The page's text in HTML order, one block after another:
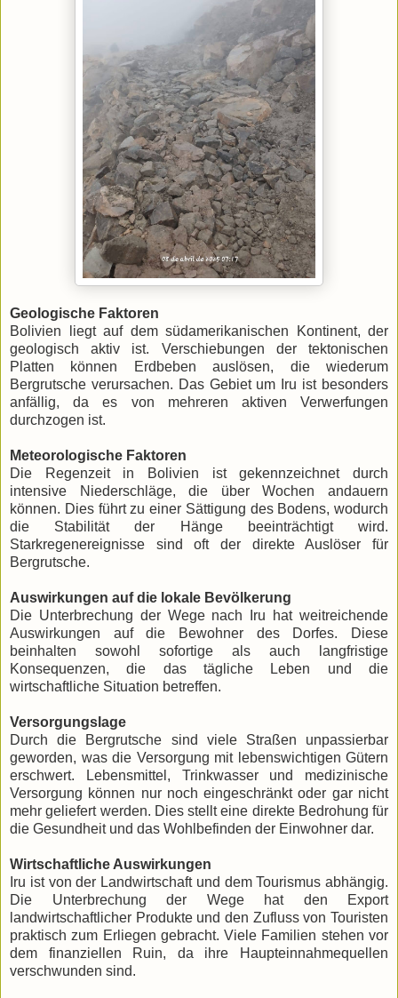
Geologische Faktoren
Bolivien liegt auf dem südamerikanischen Kontinent, der
geologisch aktiv ist. Verschiebungen der tektonischen
Platten können Erdbeben auslösen, die wiederum
Bergrutsche verursachen. Das Gebiet um Iru ist besonders
anfällig, da es von mehreren aktiven Verwerfungen
durchzogen ist.
Meteorologische Faktoren
Die Regenzeit in Bolivien ist gekennzeichnet durch
intensive Niederschläge, die über Wochen andauern
können. Dies führt zu einer Sättigung des Bodens, wodurch
die Stabilität der Hänge beeinträchtigt wird.
Starkregenereignisse sind oft der direkte Auslöser für
Bergrutsche.
Auswirkungen auf die lokale Bevölkerung
Die Unterbrechung der Wege nach Iru hat weitreichende
Auswirkungen auf die Bewohner des Dorfes. Diese
beinhalten sowohl sofortige als auch langfristige
Konsequenzen, die das tägliche Leben und die
wirtschaftliche Situation betreffen.
Versorgungslage
Durch die Bergrutsche sind viele Straßen unpassierbar
geworden, was die Versorgung mit lebenswichtigen Gütern
erschwert. Lebensmittel, Trinkwasser und medizinische
Versorgung können nur noch eingeschränkt oder gar nicht
mehr geliefert werden. Dies stellt eine direkte Bedrohung für
die Gesundheit und das Wohlbefinden der Einwohner dar.
Wirtschaftliche Auswirkungen
Iru ist von der Landwirtschaft und dem Tourismus abhängig.
Die Unterbrechung der Wege hat den Export
landwirtschaftlicher Produkte und den Zufluss von Touristen
praktisch zum Erliegen gebracht. Viele Familien stehen vor
dem finanziellen Ruin, da ihre Haupteinnahmequellen
verschwunden sind.